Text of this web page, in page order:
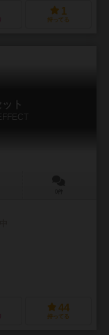
1
持ってる
ト
44
持ってる